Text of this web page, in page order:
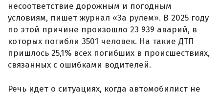
несоответствие дорожным и погодным
условиям, пишет журнал «За рулем». В 2025 году
по этой причине произошло 23 939 аварий, в
которых погибли 3501 человек. На такие ДТП
пришлось 25,1% всех погибших в происшествиях,
связанных с ошибками водителей.
Речь идет о ситуациях, когда автомобилист не